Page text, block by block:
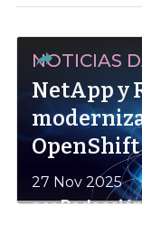
NOTICIAS
NetApp y
27 Nov 2025
por